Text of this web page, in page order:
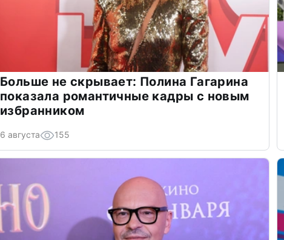
Больше не скрывает: Полина Гагарина
показала романтичные кадры с новым
избранником
6 августа 155